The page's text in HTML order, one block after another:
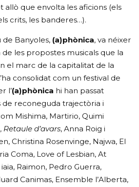
allò que envolta les aficions (els
crits, les banderes…).
de Banyoles, (a)phònica, va néixer
de les propostes musicals que la
el marc de la capitalitat de la
consolidat com un festival de
l’(a)phònica hi han passat
de reconeguda trajectòria i
Mishima, Martirio, Quimi
Retaule d’avars, Anna Roig i
Christina Rosenvinge, Najwa, El
Coma, Love of Lesbian, At
Raimon, Pedro Guerra,
Canimas, Ensemble l’Alberta,